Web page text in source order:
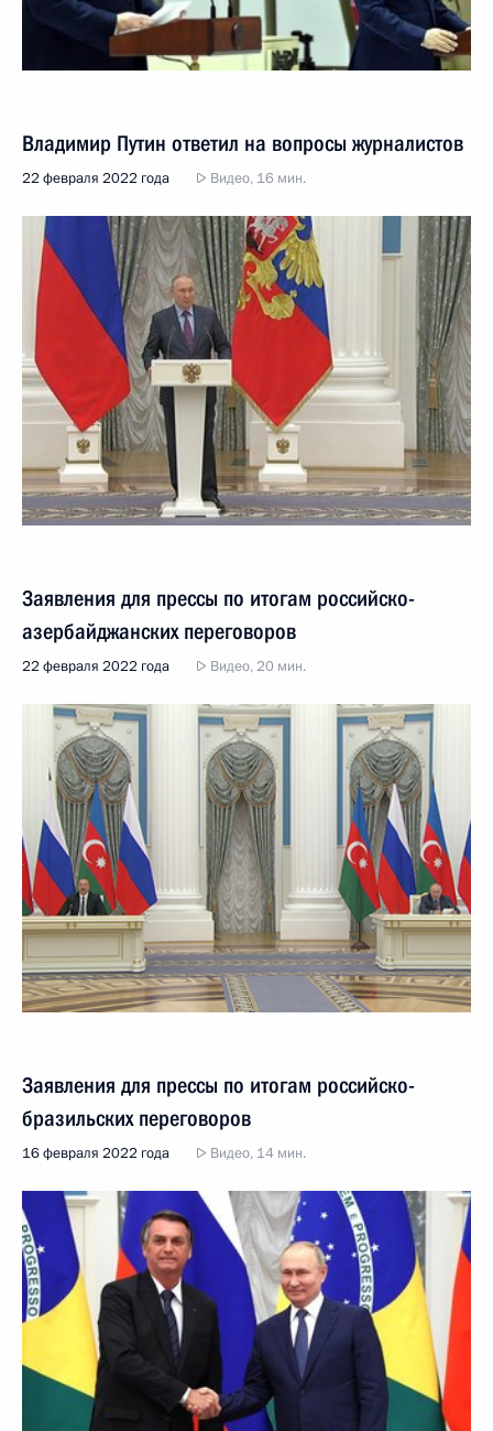
Владимир Путин ответил на вопросы журналистов
22 февраля 2022 года Видео, 16 мин.
Заявления для прессы по итогам российско-
азербайджанских переговоров
22 февраля 2022 года Видео, 20 мин.
Заявления для прессы по итогам российско-
бразильских переговоров
16 февраля 2022 года Видео, 14 мин.